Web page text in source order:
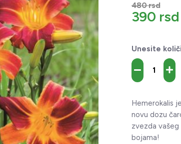
480 rsd
390
Unesite
Hemerokalis
novu dozu
zvezda
bojama!